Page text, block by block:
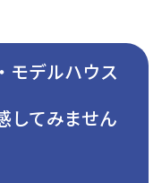
モデルハウス
してみません